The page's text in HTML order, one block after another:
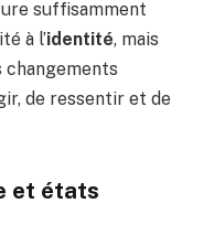
suffisamment
à l’identité, mais
changements
de ressentir et de
et états